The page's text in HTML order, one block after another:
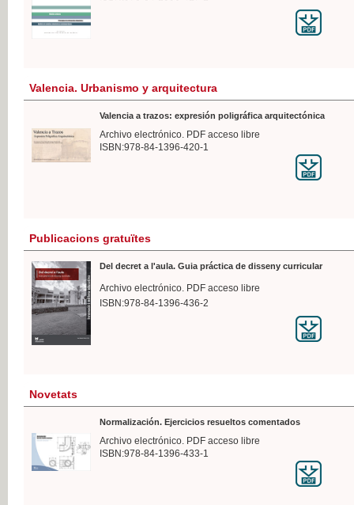
Valencia. Urbanismo y arquitectura
Valencia a trazos: expresión poligráfica arquitectónica
Archivo electrónico. PDF acceso libre
ISBN:978-84-1396-420-1
Publicacions gratuïtes
Del decret a l'aula. Guia práctica de disseny curricular
Archivo electrónico. PDF acceso libre
ISBN:978-84-1396-436-2
Novetats
Normalización. Ejercicios resueltos comentados
Archivo electrónico. PDF acceso libre
ISBN:978-84-1396-433-1